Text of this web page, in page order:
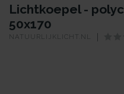
Lichtkoepel -
50x170
NATUURLIJKLICHT.NL